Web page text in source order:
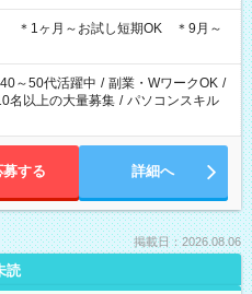
休憩1ｈ） ●朝ゆっくり派
憩1ｈ） 12：00-20：00（実働7ｈ/
実働8ｈ/休憩1ｈ） 13：00-22：
実働8ｈ/休憩1ｈ） ＊時間帯固定OK
＊1ヶ月～お試し短期OK ＊9月～
40～50代活躍中 / 副業・WワークOK /
名以上の大量募集 / パソコンスキル
募する 詳細へ
掲載日：2026.08.06
読